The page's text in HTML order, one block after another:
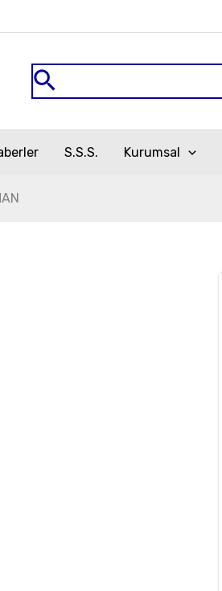
Arama
S.S.S. Kurumsal